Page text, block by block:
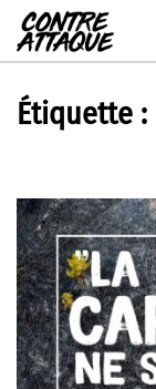
Aller
au
contenu
Étiquette :